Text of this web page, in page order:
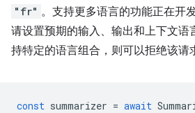
"fr" 。支持更多语言的功能正在开
请设置预期的输入、输出和上下文语
持特定的语言组合，则可以拒绝该请
const summarizer = await